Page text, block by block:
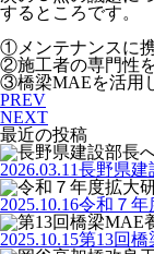
するところです。
①メンテナンスに
②施工者の専門性
③橋梁MAEを活用
PREV
NEXT
最近の投稿
2026.03.11長野県建
2025.10.16令和７年
2025.10.15第13回